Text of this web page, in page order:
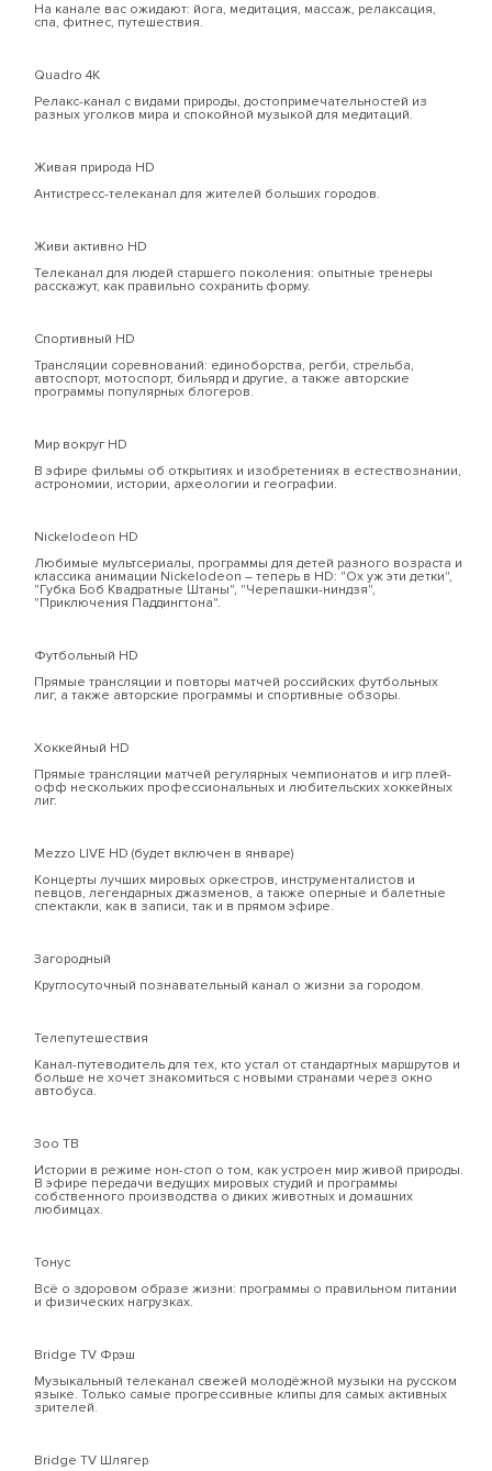
На канале вас ожидают: йога, медитация, массаж, релаксация,
спа, фитнес, путешествия.
Quadro 4К
Релакс-канал с видами природы, достопримечательностей из
разных уголков мира и спокойной музыкой для медитаций.
Живая природа HD
Антистресс-телеканал для жителей больших городов.
Живи активно HD
Телеканал для людей старшего поколения: опытные тренеры
расскажут, как правильно сохранить форму.
Спортивный HD
Трансляции соревнований: единоборства, регби, стрельба,
автоспорт, мотоспорт, бильярд и другие, а также авторские
программы популярных блогеров.
Мир вокруг HD
В эфире фильмы об открытиях и изобретениях в естествознании,
астрономии, истории, археологии и географии.
Nickelodeon HD
Любимые мультсериалы, программы для детей разного возраста и
классика анимации Nickelodeon – теперь в HD: "Ох уж эти детки",
"Губка Боб Квадратные Штаны", "Черепашки-ниндзя",
"Приключения Паддингтона".
Футбольный HD
Прямые трансляции и повторы матчей российских футбольных
лиг, а также авторские программы и спортивные обзоры.
Хоккейный HD
Прямые трансляции матчей регулярных чемпионатов и игр плей-
офф нескольких профессиональных и любительских хоккейных
лиг.
Mezzo LIVE HD (будет включен в январе)
Концерты лучших мировых оркестров, инструменталистов и
певцов, легендарных джазменов, а также оперные и балетные
спектакли, как в записи, так и в прямом эфире.
Загородный
Круглосуточный познавательный канал о жизни за городом.
Телепутешествия
Канал-путеводитель для тех, кто устал от стандартных маршрутов и
больше не хочет знакомиться с новыми странами через окно
автобуса.
Зоо ТВ
Истории в режиме нон-стоп о том, как устроен мир живой природы.
В эфире передачи ведущих мировых студий и программы
собственного производства о диких животных и домашних
любимцах.
Тонус
Всё о здоровом образе жизни: программы о правильном питании
и физических нагрузках.
Bridge TV Фрэш
Музыкальный телеканал свежей молодёжной музыки на русском
языке. Только самые прогрессивные клипы для самых активных
зрителей.
Bridge TV Шлягер